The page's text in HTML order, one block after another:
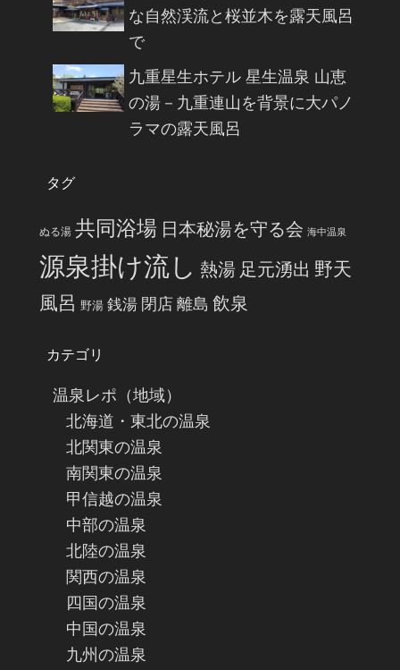
な自然渓流と桜並木を露天風呂
で
九重星生ホテル 星生温泉 山恵
の湯－九重連山を背景に大パノ
ラマの露天風呂
タグ
ぬる湯 共同浴場 日本秘湯を守る会 海中温泉
源泉掛け流し 熱湯 足元湧出 野天
風呂 野湯 銭湯 閉店 離島 飲泉
カテゴリ
温泉レポ（地域）
北海道・東北の温泉
北関東の温泉
南関東の温泉
甲信越の温泉
中部の温泉
北陸の温泉
関西の温泉
四国の温泉
中国の温泉
九州の温泉